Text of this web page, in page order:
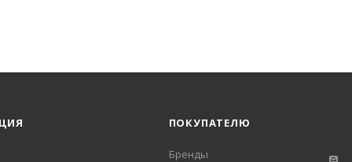
ПОКУПАТЕЛЮ
Бренды